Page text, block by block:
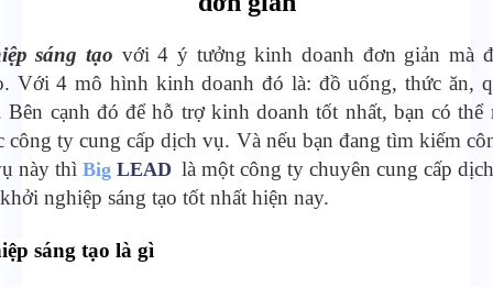
sáng tạo với 4 ý tưởng kinh doanh đơn giản mà
Với 4 mô hình kinh doanh đó là: đồ uống, thức ăn,
Bên cạnh đó để hỗ trợ kinh doanh tốt nhất, bạn có thể
công ty cung cấp dịch vụ. Và nếu bạn đang tìm kiếm
này thì Big LEAD là một công ty chuyên cung cấp
nghiệp sáng tạo tốt nhất hiện nay.
sáng tạo là gì